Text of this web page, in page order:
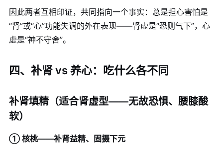
因此两者互相印证，共同指向一个事实：总是担心害怕是
“肾”或“心”功能失调的外在表现——肾虚是“恐则气下”，心
虚是“神不守舍”。
四、补肾 vs 养心：吃什么各不同
补肾填精（适合肾虚型——无故恐惧、腰膝酸
软）
① 核桃——补肾益精、固摄下元